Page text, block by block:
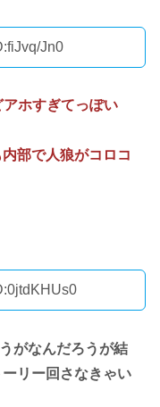
Jn0
ホすぎてっぽい
部で人狼がコロコ
がなんだろうが結
リー回さなきゃい